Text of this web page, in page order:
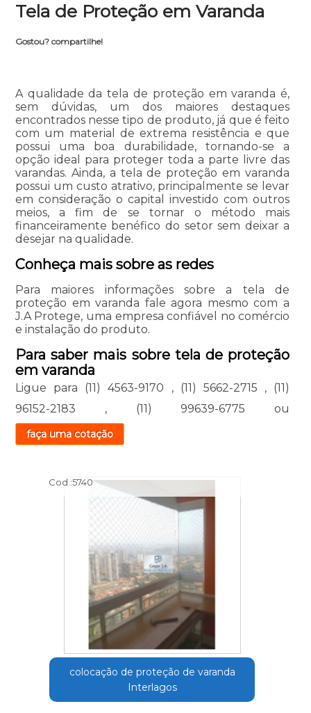
Tela de Proteção em Varanda
Gostou? compartilhe!
A qualidade da tela de proteção em varanda é,
sem dúvidas, um dos maiores destaques
encontrados nesse tipo de produto, já que é feito
com um material de extrema resistência e que
possui uma boa durabilidade, tornando-se a
opção ideal para proteger toda a parte livre das
varandas. Ainda, a tela de proteção em varanda
possui um custo atrativo, principalmente se levar
em consideração o capital investido com outros
meios, a fim de se tornar o método mais
financeiramente benéfico do setor sem deixar a
desejar na qualidade.
Conheça mais sobre as redes
Para maiores informações sobre a tela de
proteção em varanda fale agora mesmo com a
J.A Protege, uma empresa confiável no comércio
e instalação do produto.
Para saber mais sobre tela de proteção
em varanda
Ligue para (11) 4563-9170 , (11) 5662-2715 , (11)
96152-2183 , (11) 99639-6775 ou
faça uma cotação
Cod.:5740
colocação de proteção de varanda
Interlagos